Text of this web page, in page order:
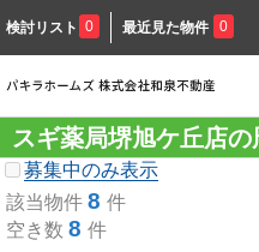
検討リスト 0 最近見た物件 0
スギ薬局堺旭ケ丘店
募集中のみ表示
該当物件 8 件
空き数 8 件